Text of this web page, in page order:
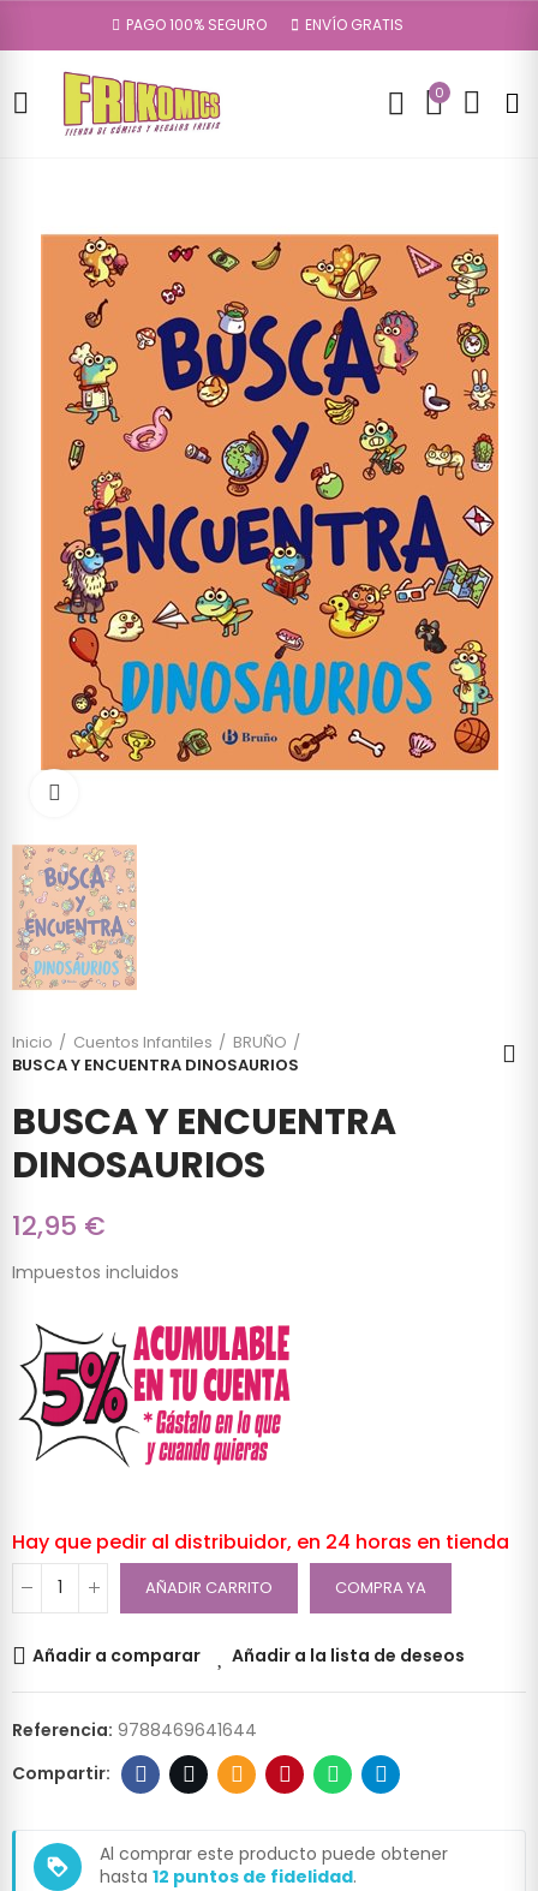
PAGO 100% SEGURO ENVÍO GRATIS
0
Inicio Cuentos Infantiles
BRUÑO
BUSCA Y ENCUENTRA DINOSAURIOS
BUSCA Y ENCUENTRA
DINOSAURIOS
12,95 €
Impuestos incluidos
Hay que pedir al distribuidor, en 24 horas en tienda
AÑADIR CARRITO COMPRA YA
Añadir a comparar Añadir a la lista de deseos
Referencia: 9788469641644
loyalty
Al comprar este producto puede obtener
hasta 12 puntos de fidelidad.